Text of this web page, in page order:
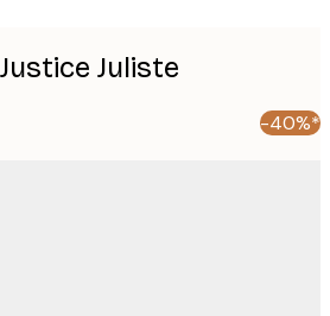
Juliste
-40%*